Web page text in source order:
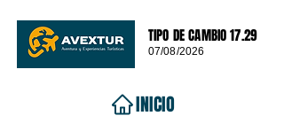
TIPO DE CAMBIO 17.29
07/08/2026
INICIO